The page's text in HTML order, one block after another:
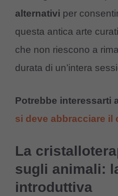
alternativi per
questa antica arte
che non riescono a
durata di un’intera
Potrebbe interessarti
si deve abbracciare il
La
sugli animali:
introduttiva